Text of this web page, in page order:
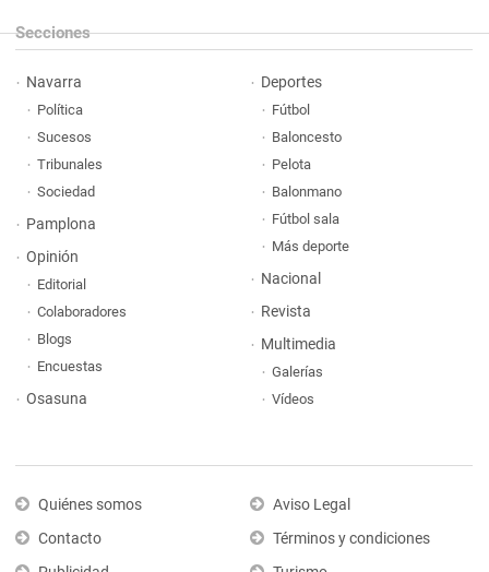
Secciones
Navarra
Política
Sucesos
Tribunales
Sociedad
Pamplona
Opinión
Editorial
Colaboradores
Blogs
Encuestas
Osasuna
Deportes
Fútbol
Baloncesto
Pelota
Balonmano
Fútbol sala
Más deporte
Nacional
Revista
Multimedia
Galerías
Vídeos
Quiénes somos
Contacto
Aviso Legal
Términos y condiciones